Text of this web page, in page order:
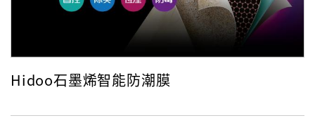
Hidoo石墨烯智能防潮膜